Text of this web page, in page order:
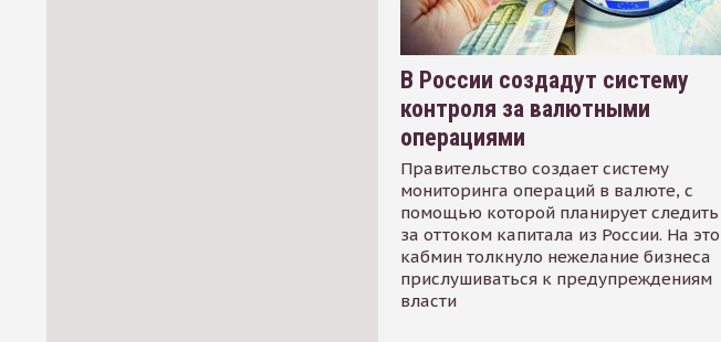
В России создадут систему
контроля за валютными
операциями
Правительство создает систему
мониторинга операций в валюте, с
помощью которой планирует следить
за оттоком капитала из России. На это
кабмин толкнуло нежелание бизнеса
прислушиваться к предупреждениям
власти